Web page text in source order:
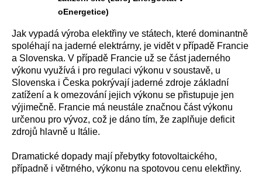
oEnergetice)
Jak vypadá výroba elektřiny ve státech, které dominantně
spoléhají na jaderné elektrárny, je vidět v případě Francie
a Slovenska. V případě Francie už se část jaderného
výkonu využívá i pro regulaci výkonu v soustavě, u
Slovenska i Česka pokrývají jaderné zdroje základní
zatížení a k omezování jejich výkonu se přistupuje jen
výjimečně. Francie má neustále značnou část výkonu
určenou pro vývoz, což je dáno tím, že zaplňuje deficit
zdrojů hlavně u Itálie.
Dramatické dopady mají přebytky fotovoltaického,
případně i větrného, výkonu na spotovou cenu elektřiny.